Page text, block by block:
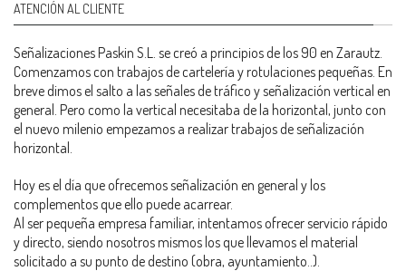
ATENCIÓN AL CLIENTE
Complete
Señalizaciones Paskin S.L. se creó a principios de los 90 en Zarautz.
Comenzamos con trabajos de cartelería y rotulaciones pequeñas. En
breve dimos el salto a las señales de tráfico y señalización vertical en
general. Pero como la vertical necesitaba de la horizontal, junto con
el nuevo milenio empezamos a realizar trabajos de señalización
horizontal.
Hoy es el día que ofrecemos señalización en general y los
complementos que ello puede acarrear.
Al ser pequeña empresa familiar, intentamos ofrecer servicio rápido
y directo, siendo nosotros mismos los que llevamos el material
solicitado a su punto de destino (obra, ayuntamiento..).